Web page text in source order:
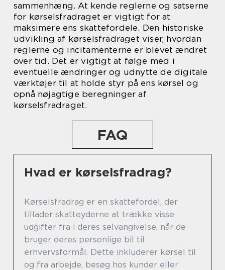
sammenhæng. At kende reglerne og satserne
for kørselsfradraget er vigtigt for at
maksimere ens skattefordele. Den historiske
udvikling af kørselsfradraget viser, hvordan
reglerne og incitamenterne er blevet ændret
over tid. Det er vigtigt at følge med i
eventuelle ændringer og udnytte de digitale
værktøjer til at holde styr på ens kørsel og
opnå nøjagtige beregninger af
kørselsfradraget.
FAQ
Hvad er kørselsfradrag?
Kørselsfradrag er en skattefordel, der
tillader skatteyderne at trække visse
udgifter fra i deres selvangivelse, når de
bruger deres personlige bil til
erhvervsformål. Dette inkluderer kørsel til
og fra arbejde, besøg hos kunder eller